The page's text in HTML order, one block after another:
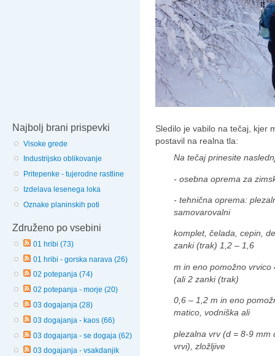
Najbolj brani prispevki
Visoke grede
Industrijsko oblikovanje
Pritepenke - tujerodne rastline
Izdelava lesenega loka
Oznake planinskih poti
Združeno po vsebini
01 hribi (73)
01 hribi - gorska narava (26)
02 potepanja (74)
02 potepanja - morje (20)
03 dogajanja (28)
03 dogajanja - kaos (66)
03 dogajanja - se dogaja (62)
03 dogajanja - vsakdanjik
Sledilo je vabilo na tečaj, kjer
postavil na realna tla:
Na tečaj prinesite
- osebna oprema za
- tehnična oprema:
samovarovalni
komplet, čelada, cepin,
zanki (trak) 1,2 – 1,6
m in eno pomožno
(ali 2 zanki (trak)
0,6 – 1,2 m in eno
matico, vodniška ali
plezalna vrv (d = 8-9 mm
vrvi), zložljive